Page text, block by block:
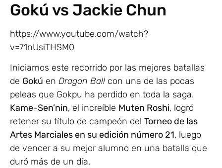
Gokú vs Jackie Chun
https://www.youtube.com/watch?
v=71nUsiTHSM0
Iniciamos este recorrido por las mejores batallas
de Gokú en Dragon Ball con una de las pocas
peleas que Gokpu ha perdido en toda la saga.
Kame-Sen’nin, el increíble Muten Roshi, logró
retener su título de campeón del Torneo de las
Artes Marciales en su edición número 21, luego
de vencer a su mejor alumno en una batalla que
duró más de un día.